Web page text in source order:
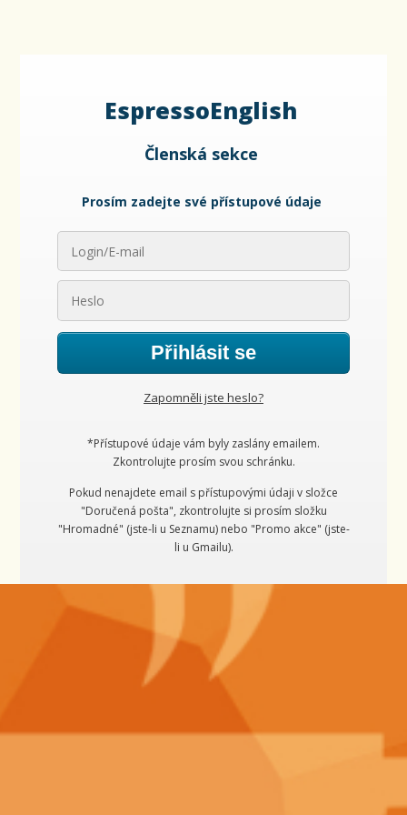
EspressoEnglish
Členská sekce
Prosím zadejte své přístupové údaje
Přihlásit se
Zapomněli jste heslo?
*Přístupové údaje vám byly zaslány emailem.
Zkontrolujte prosím svou schránku.
Pokud nenajdete email s přístupovými údaji v složce
"Doručená pošta", zkontrolujte si prosím složku
"Hromadné" (jste-li u Seznamu) nebo "Promo akce" (jste-
li u Gmailu).